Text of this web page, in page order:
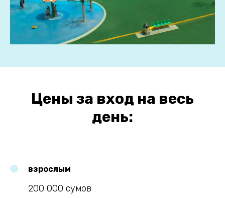
Цены за вход на весь
день:
взрослым
200 000 сумов